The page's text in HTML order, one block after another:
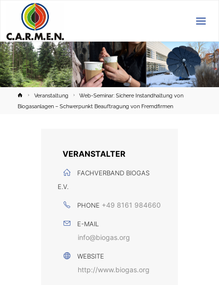
HomeVeranstaltung
Web-Seminar: Sichere Instandhaltung von
Biogasanlagen – Schwerpunkt Beauftragung von Fremdfirmen
VERANSTALTER
FACHVERBAND BIOGAS
E.V.
PHONE +49 8161 984660
E-MAIL
info@biogas.org
WEBSITE
http://www.biogas.org